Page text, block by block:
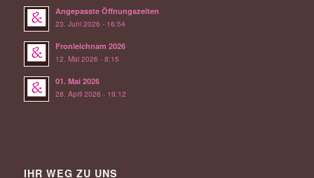
Angepasste Öffnungszeiten
23. Juni 2026 - 16:54
Fronleichnam 2026
12. Mai 2026 - 8:15
01. Mai 2026
28. April 2026 - 19:12
IHR WEG ZU UNS